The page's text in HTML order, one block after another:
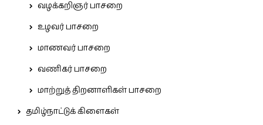
வழக்கறிஞர் பாசறை
உழவர் பாசறை
மாணவர் பாசறை
வணிகர் பாசறை
மாற்றுத் திறனாளிகள் பாசறை
தமிழ்நாட்டுக் கிளைகள்